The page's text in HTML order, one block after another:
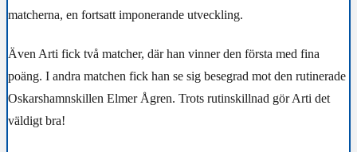
matcherna, en fortsatt imponerande utveckling.
Även Arti fick två matcher, där han vinner den första med fina
poäng. I andra matchen fick han se sig besegrad mot den rutinerade
Oskarshamnskillen Elmer Ågren. Trots rutinskillnad gör Arti det
väldigt bra!